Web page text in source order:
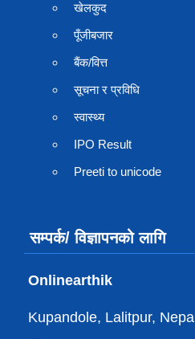
खेलकुद
पूँजीबजार
बैंक/वित्त
सूचना र प्रविधि
स्वास्थ्य
IPO Result
Preeti to unicode
सम्पर्क/ विज्ञापनको लागि
Onlinearthik
Kupandole, Lalitpur, Nepal